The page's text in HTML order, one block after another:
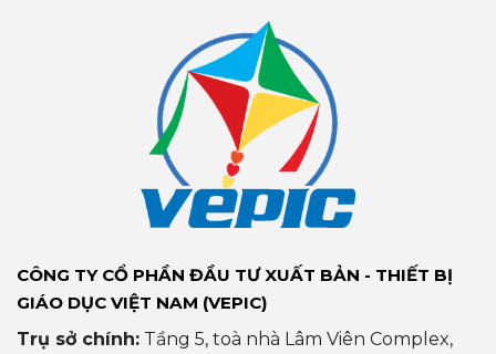
CÔNG TY CỔ PHẦN ĐẦU TƯ XUẤT BẢN - THIẾT BỊ
GIÁO DỤC VIỆT NAM (VEPIC)
Trụ sở chính: Tầng 5, toà nhà Lâm Viên Complex,